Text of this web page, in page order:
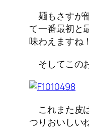
麺もさすが
て一番最初と
味わえますね！
そしてこの
これまた皮
つりおいしい